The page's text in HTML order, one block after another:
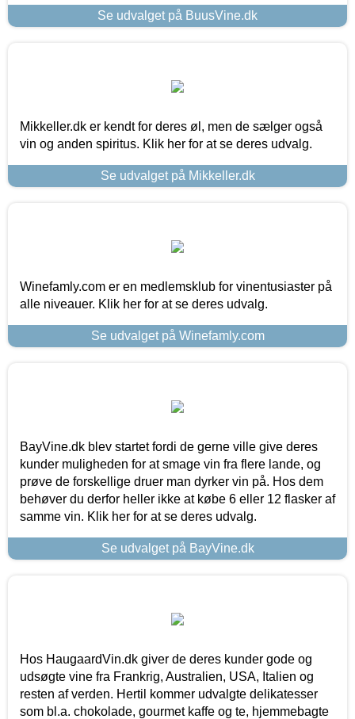
Se udvalget på BuusVine.dk
Mikkeller.dk er kendt for deres øl, men de sælger også
vin og anden spiritus. Klik her for at se deres udvalg.
Se udvalget på Mikkeller.dk
Winefamly.com er en medlemsklub for vinentusiaster på
alle niveauer. Klik her for at se deres udvalg.
Se udvalget på Winefamly.com
BayVine.dk blev startet fordi de gerne ville give deres
kunder muligheden for at smage vin fra flere lande, og
prøve de forskellige druer man dyrker vin på. Hos dem
behøver du derfor heller ikke at købe 6 eller 12 flasker af
samme vin. Klik her for at se deres udvalg.
Se udvalget på BayVine.dk
Hos HaugaardVin.dk giver de deres kunder gode og
udsøgte vine fra Frankrig, Australien, USA, Italien og
resten af verden. Hertil kommer udvalgte delikatesser
som bl.a. chokolade, gourmet kaffe og te, hjemmebagte